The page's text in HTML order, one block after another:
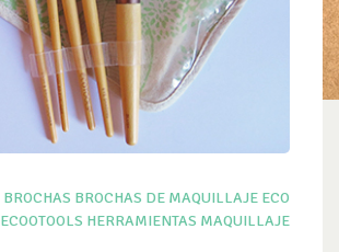
BROCHAS BROCHAS DE MAQUILLAJE ECO
ECOOTOOLS HERRAMIENTAS MAQUILLAJE